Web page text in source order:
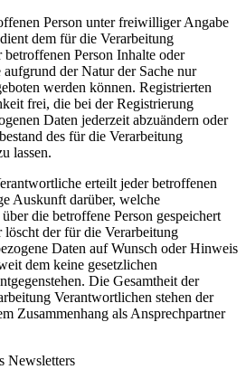
Person unter freiwilliger Angabe
dem für die Verarbeitung
Person Inhalte oder
der Natur der Sache nur
werden können. Registrierten
frei, die bei der Registrierung
Daten jederzeit abzuändern oder
des für die Verarbeitung
lassen.
erteilt jeder betroffenen
Auskunft darüber, welche
die betroffene Person gespeichert
der für die Verarbeitung
Daten auf Wunsch oder Hinweis
dem keine gesetzlichen
Die Gesamtheit der
Verantwortlichen stehen der
Zusammenhang als Ansprechpartner
Newsletters